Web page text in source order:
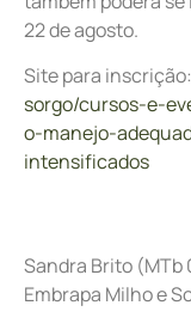
22 de agosto.
Site para inscrição:
sorgo/cursos-e-
o-manejo-
intensificados
Sandra Brito (MTb
Embrapa Milho e